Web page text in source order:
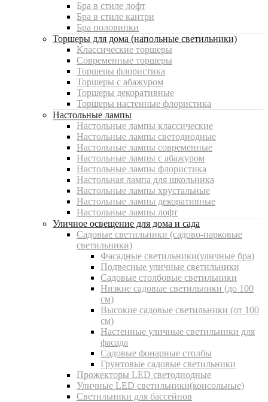
Бра в стиле лофт
Бра в стиле кантри
Бра половинки
Торшеры для дома (напольные светильники)
Классические торшеры
Современные торшеры
Торшеры флористика
Торшеры с абажуром
Торшеры декоративные
Торшеры настенные флористика
Настольные лампы
Настольные лампы классические
Настольные лампы светодиодные
Настольные лампы современные
Настольные лампы с абажуром
Настольные лампы флористика
Настольная лампа для школьника
Настольные лампы хрустальные
Настольные лампы декоративные
Настольные лампы лофт
Уличное освещение для дома и сада
Садовые светильники (садово-парковые
светильники)
Фасадные светильники(уличные бра)
Подвесные уличные светильники
Садовые столбовые светильники
Низкие садовые светильники (до 100
см)
Высокие садовые светильники (от 100
см)
Настенные уличные светильники для
фасада
Садовые фонарные столбы
Грунтовые садовые светильники
Прожекторы LED светодиодные
Уличные LED светильники(консольные)
Светильники для бассейнов